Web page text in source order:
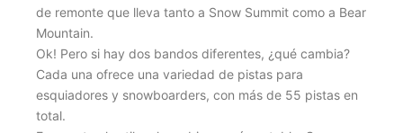
de remonte que lleva tanto a Snow Summit como a Bear
Mountain.
Ok! Pero si hay dos bandos diferentes, ¿qué cambia?
Cada una ofrece una variedad de pistas para
esquiadores y snowboarders, con más de 55 pistas en
total.